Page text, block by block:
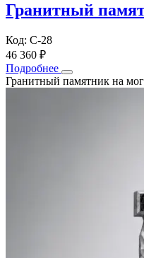
Гранитный
Код: С-28
46 360 ₽
Подробнее
Гранитный памятник на